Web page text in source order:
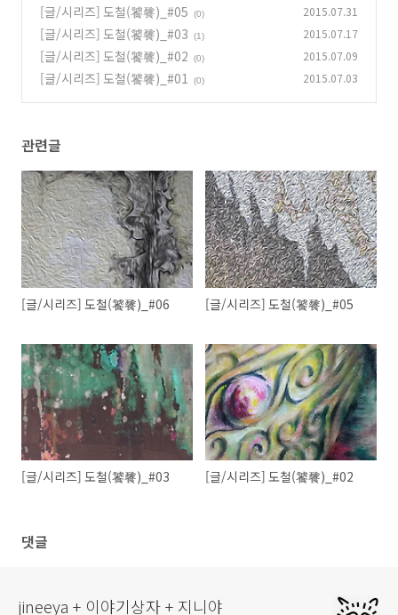
[글/시리즈] 도철(饕餮)_#05 (0) 2015.07.31
[글/시리즈] 도철(饕餮)_#03 (1) 2015.07.17
[글/시리즈] 도철(饕餮)_#02 (0) 2015.07.09
[글/시리즈] 도철(饕餮)_#01 (0) 2015.07.03
관련글
[글/시리즈] 도철(饕餮)_#06 [글/시리즈] 도철(饕餮)_#05
[글/시리즈] 도철(饕餮)_#03 [글/시리즈] 도철(饕餮)_#02
댓글
jineeya + 이야기상자 + 지니야